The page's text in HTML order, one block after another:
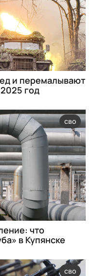
и перемалывают
год
сво
что
в Купянске
сво